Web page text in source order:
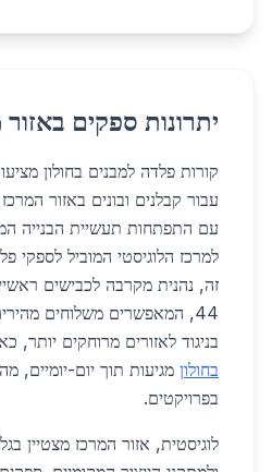
יתרונות ספקים באזור
קורות פלדה למבנים בחולון
עם התפתחות תעשיית הבנייה
למרכז הלוגיסטי המוביל לספקי
44, המאפשרים משלוחים
בניגוד לאזורים מרוחקים יותר,
בחולון מגיעות תוך יום-יומיים,
בפרויקטים.
לוגיסטית, אזור המרכז מצטיין